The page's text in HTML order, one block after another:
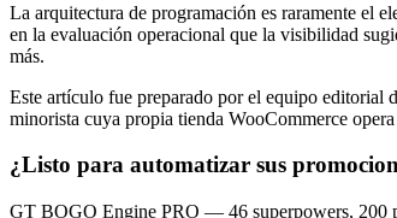
La arquitectura de programación es raramente el
en la evaluación operacional que la visibilidad
más.
Este artículo fue preparado por el equipo
minorista cuya propia tienda WooCommerce
¿Listo para automatizar sus
GT BOGO Engine PRO — 46 superpowers, 200